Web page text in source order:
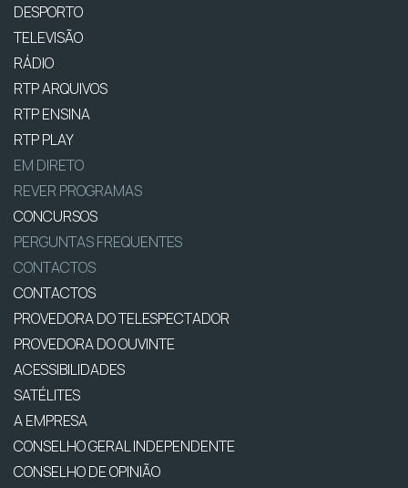
DESPORTO
TELEVISÃO
RÁDIO
RTP ARQUIVOS
RTP ENSINA
RTP PLAY
EM DIRETO
REVER PROGRAMAS
CONCURSOS
PERGUNTAS FREQUENTES
CONTACTOS
CONTACTOS
PROVEDORA DO TELESPECTADOR
PROVEDORA DO OUVINTE
ACESSIBILIDADES
SATÉLITES
A EMPRESA
CONSELHO GERAL INDEPENDENTE
CONSELHO DE OPINIÃO